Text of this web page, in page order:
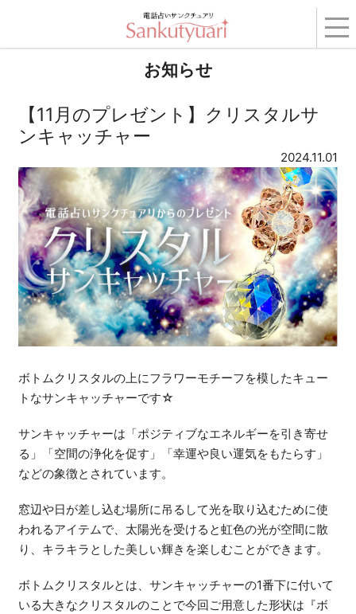
お知らせ› 【11月のプレゼント】クリスタルサンキャッチャ
お知らせ
【11月のプレゼント】クリスタルサ
ンキャッチャー
2024.11.01
ボトムクリスタルの上にフラワーモチーフを模したキュー
トなサンキャッチャーです☆
サンキャッチャーは「ポジティブなエネルギーを引き寄せ
る」「空間の浄化を促す」「幸運や良い運気をもたらす」
などの象徴とされています。
窓辺や日が差し込む場所に吊るして光を取り込むために使
われるアイテムで、太陽光を受けると虹色の光が空間に散
り、キラキラとした美しい輝きを楽しむことができます。
ボトムクリスタルとは、サンキャッチャーの1番下に付いて
いる大きなクリスタルのことで今回ご用意した形状は『ボ